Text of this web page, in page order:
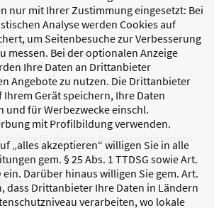
nur mit Ihrer Zustimmung eingesetzt: Bei
Analyse werden Cookies auf
um Seitenbesuche zur Verbesserung
messen. Bei der optionalen Anzeige
Ihre Daten an Drittanbieter
Angebote zu nutzen. Die Drittanbieter
Gerät speichern, Ihre Daten
und für Werbezwecke einschl.
mit Profilbildung verwenden.
„alles akzeptieren“ willigen Sie in alle
gem. § 25 Abs. 1 TTDSG sowie Art.
ein. Darüber hinaus willigen Sie gem. Art.
dass Drittanbieter Ihre Daten in Ländern
verarbeiten, wo lokale
gefördert vom Bundesministerium
Jugend